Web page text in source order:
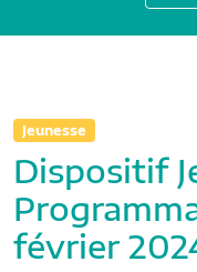
Jeunesse
Dispositif
février